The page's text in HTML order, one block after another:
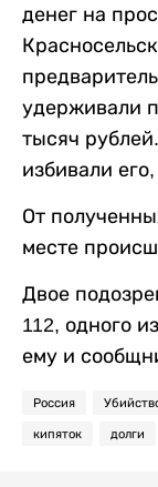
денег на
удерживали
тысяч
избивали
От
месте
Двое
112, одного
ему и
Россия
кипяток долги